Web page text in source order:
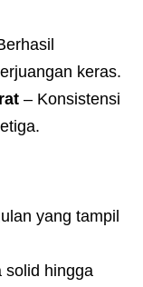
keras.
– Konsistensi
yang tampil
solid hingga